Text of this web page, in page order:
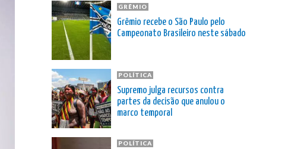
GRÊMIO
Grêmio recebe o São Paulo pelo
Campeonato Brasileiro neste sábado
POLÍTICA
Supremo julga recursos contra
partes da decisão que anulou o
marco temporal
POLÍTICA